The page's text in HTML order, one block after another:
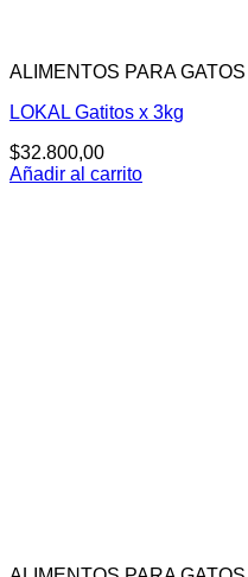
ALIMENTOS PARA GATOS
LOKAL Gatitos x 3kg
$32.800,00
Añadir al carrito